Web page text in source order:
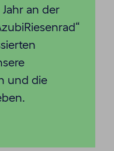
an der
und die